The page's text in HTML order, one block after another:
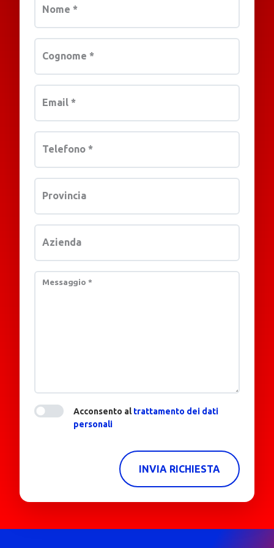
Nome *
Cognome *
Email *
Telefono *
Provincia
Azienda
Messaggio *
Acconsento altrattamento dei dati
personali
INVIA RICHIESTA